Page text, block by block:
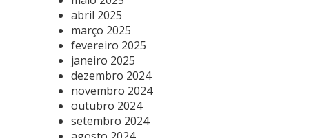
abril 2025
março 2025
fevereiro 2025
janeiro 2025
dezembro 2024
novembro 2024
outubro 2024
setembro 2024